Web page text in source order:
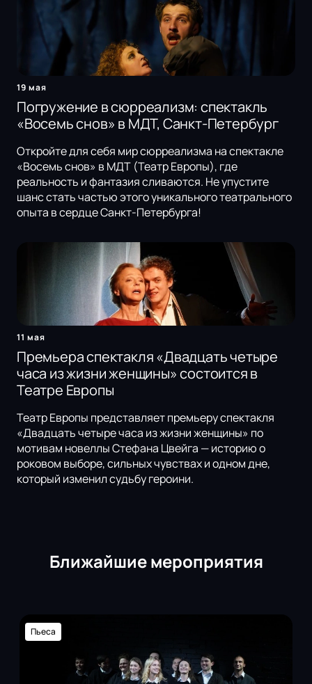
19 мая
Погружение в сюрреализм: спектакль
«Восемь снов» в МДТ, Санкт-Петербург
Откройте для себя мир сюрреализма на спектакле
«Восемь снов» в МДТ (Театр Европы), где
реальность и фантазия сливаются. Не упустите
шанс стать частью этого уникального театрального
опыта в сердце Санкт-Петербурга!
11 мая
Премьера спектакля «Двадцать четыре
часа из жизни женщины» состоится в
Театре Европы
Театр Европы представляет премьеру спектакля
«Двадцать четыре часа из жизни женщины» по
мотивам новеллы Стефана Цвейга — историю о
роковом выборе, сильных чувствах и одном дне,
который изменил судьбу героини.
Ближайшие мероприятия
Пьеса